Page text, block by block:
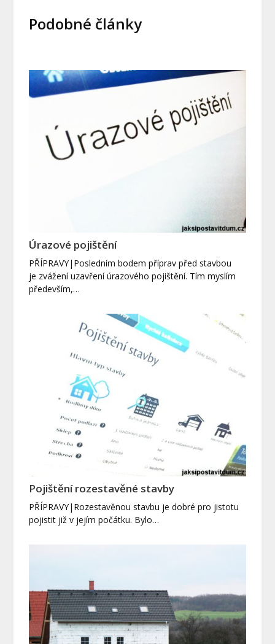
Podobné články
Úrazové pojištění
PŘÍPRAVY|Posledním bodem příprav před stavbou
je zvážení uzavření úrazového pojištění. Tím myslím
především,…
Pojištění rozestavěné stavby
PŘÍPRAVY|Rozestavěnou stavbu je dobré pro jistotu
pojistit již v jejím počátku. Bylo…